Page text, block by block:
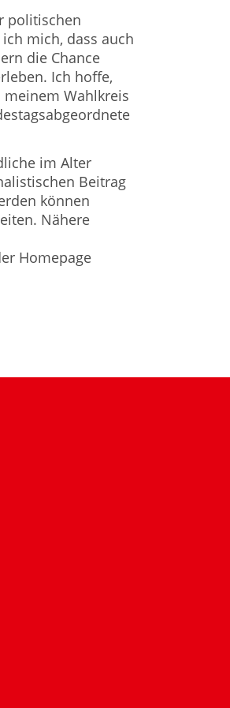
politischen
mich, dass auch
die Chance
Ich hoffe,
Wahlkreis
im Alter
Beitrag
können
Nähere
Homepage